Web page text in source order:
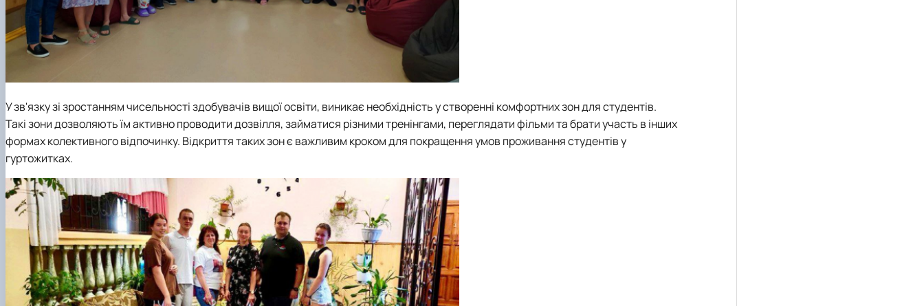
У зв'язку зі зростанням чисельності здобувачів вищої освіти, виникає необхідність у створенні комфортних зон для студентів.
Такі зони дозволяють їм активно проводити дозвілля, займатися різними тренінгами, переглядати фільми та брати участь в інших
формах колективного відпочинку. Відкриття таких зон є важливим кроком для покращення умов проживання студентів у
гуртожитках.